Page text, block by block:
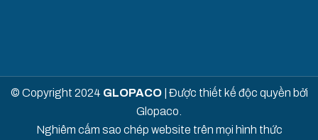
© Copyright 2024 GLOPACO| Được thiết kế độc quyền bởi
Glopaco.
Nghiêm cấm sao chép website trên mọi hình thức